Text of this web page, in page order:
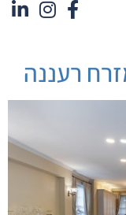
רעננה